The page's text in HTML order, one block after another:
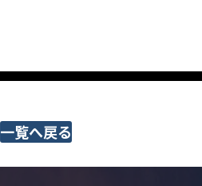
一覧へ戻る